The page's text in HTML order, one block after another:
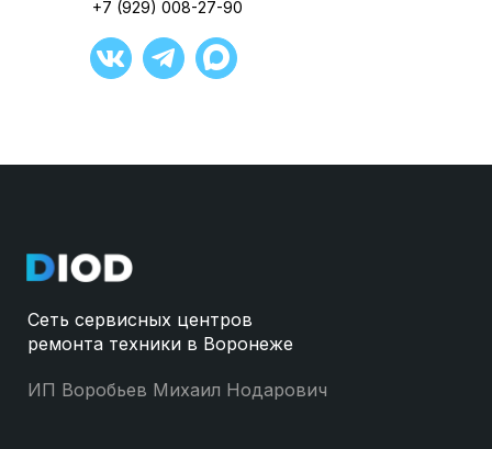
+7 (929) 008-27-90
Сеть сервисных центров
ремонта техники в Воронеже
ИП Воробьев Михаил Нодарович